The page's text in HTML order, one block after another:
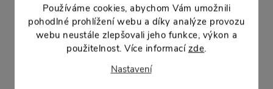
Používáme cookies, abychom Vám umožnili
pohodlné prohlížení webu a díky analýze provozu
webu neustále zlepšovali jeho funkce, výkon a
použitelnost. Více informací zde.
Nastavení
délka: 39,7 cm
šířka: 18 cm
objem: 7,4 l